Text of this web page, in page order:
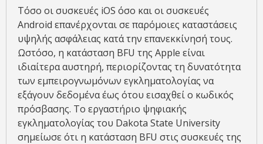
Τόσο οι συσκευές iOS όσο και οι συσκευές
Android επανέρχονται σε παρόμοιες καταστάσεις
υψηλής ασφάλειας κατά την επανεκκίνησή τους.
Ωστόσο, η κατάσταση BFU της Apple είναι
ιδιαίτερα αυστηρή, περιορίζοντας τη δυνατότητα
των εμπειρογνωμόνων εγκληματολογίας να
εξάγουν δεδομένα έως ότου εισαχθεί ο κωδικός
πρόσβασης. Το εργαστήριο ψηφιακής
εγκληματολογίας του Dakota State University
σημείωσε ότι η κατάσταση BFU στις συσκευές της